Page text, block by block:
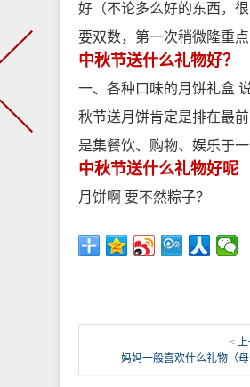
好（不论多么好的东西，
要双数，第一次稍微隆重点
中秋节送什么礼物好？
一、各种口味的月饼礼盒
秋节送月饼肯定是排在最
是集餐饮、购物、娱乐于一
中秋节送什么礼物好呢
月饼啊 要不然粽子？
<
妈妈一般喜欢什么礼物（